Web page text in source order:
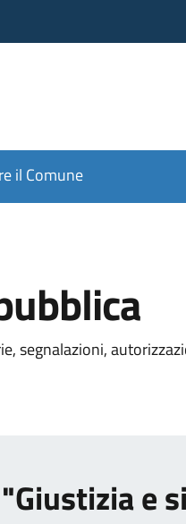
il Comune
segnalazioni,
e